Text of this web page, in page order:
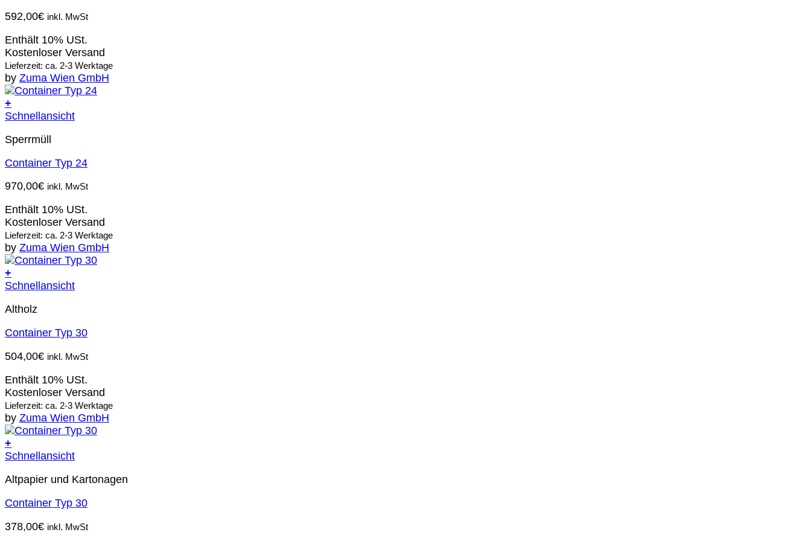
592,00€ inkl. MwSt
Enthält 10% USt.
Kostenloser Versand
Lieferzeit: ca. 2-3 Werktage
by Zuma Wien GmbH
+
Schnellansicht
Sperrmüll
Container Typ 24
970,00€ inkl. MwSt
Enthält 10% USt.
Kostenloser Versand
Lieferzeit: ca. 2-3 Werktage
by Zuma Wien GmbH
+
Schnellansicht
Altholz
Container Typ 30
504,00€ inkl. MwSt
Enthält 10% USt.
Kostenloser Versand
Lieferzeit: ca. 2-3 Werktage
by Zuma Wien GmbH
+
Schnellansicht
Altpapier und Kartonagen
Container Typ 30
378,00€ inkl. MwSt